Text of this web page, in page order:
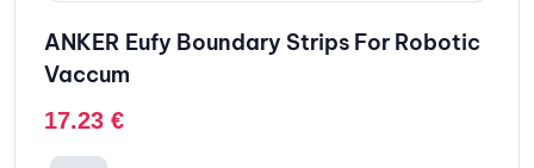
ANKER Eufy Boundary Strips For Robotic
Vaccum
17.23 €